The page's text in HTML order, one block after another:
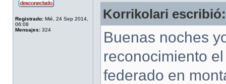
Registrado: Mié, 24 Sep 2014,
06:08
Mensajes: 324
Korrikolari escribió:
Buenas noches
reconocimiento
federado en